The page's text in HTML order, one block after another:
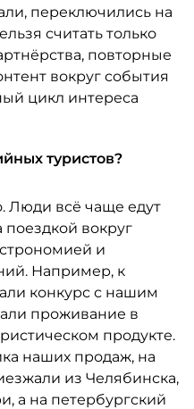
переключились на
считать только
повторные
вокруг события
цикл интереса
туристов?
Люди всё чаще едут
поездкой вокруг
и
Например, к
конкурс с нашим
проживание в
продукте.
наших продаж, на
из Челябинска,
а на петербургский